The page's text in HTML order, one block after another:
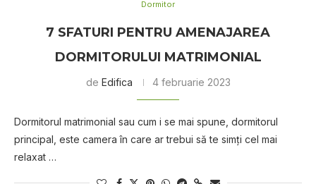
Dormitor
7 SFATURI PENTRU AMENAJAREA
DORMITORULUI MATRIMONIAL
de Edifica 4 februarie 2023
Dormitorul matrimonial sau cum i se mai spune, dormitorul
principal, este camera în care ar trebui să te simţi cel mai
relaxat …